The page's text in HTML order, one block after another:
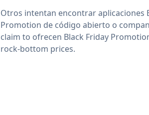
Otros intentan encontrar aplicaciones
Promotion de código abierto o
claim to ofrecen Black Friday
rock-bottom prices.